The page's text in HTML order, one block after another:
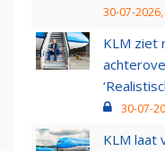
30-07-
KLM ziet
30-07-
KLM laat